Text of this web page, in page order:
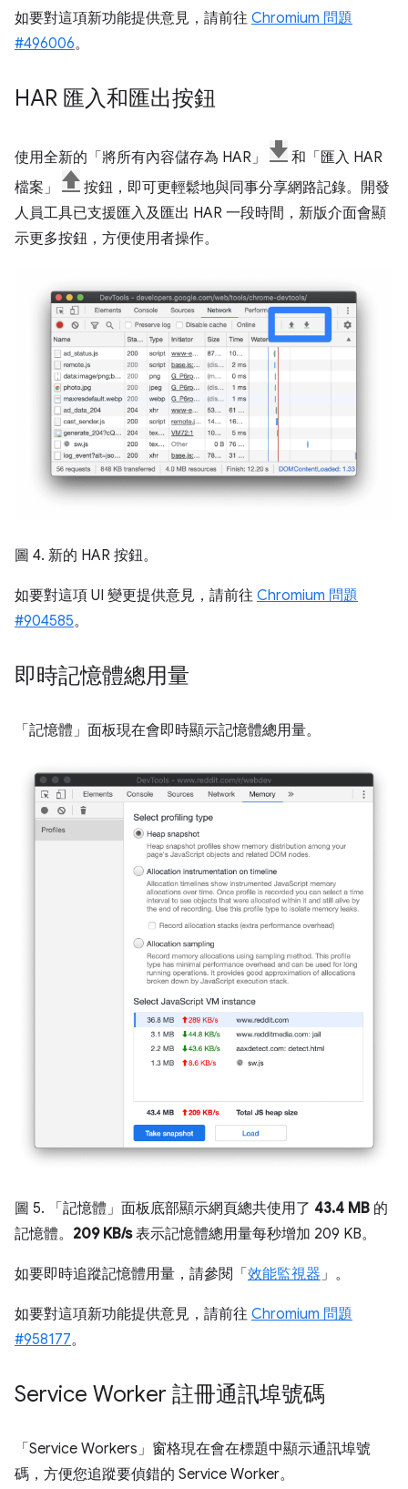
如要對這項新功能提供意見，請前往 Chromium 問題
#496006。
HAR 匯入和匯出按鈕
使用全新的「將所有內容儲存為 HAR」
和「匯入 HAR
檔案」
按鈕，即可更輕鬆地與同事分享網路記錄。開發
人員工具已支援匯入及匯出 HAR 一段時間，新版介面會顯
示更多按鈕，方便使用者操作。
圖 4. 新的 HAR 按鈕。
如要對這項 UI 變更提供意見，請前往 Chromium 問題
#904585。
即時記憶體總用量
「記憶體」面板現在會即時顯示記憶體總用量。
圖 5. 「記憶體」面板底部顯示網頁總共使用了 43.4 MB 的
記憶體。 209 KB/s表示記憶體總用量每秒增加 209 KB。
如要即時追蹤記憶體用量，請參閱「效能監視器 」。
如要對這項新功能提供意見，請前往 Chromium 問題
#958177。
Service Worker 註冊通訊埠號碼
「Service Workers」 窗格現在會在標題中顯示通訊埠號
碼，方便您追蹤要偵錯的 Service Worker。